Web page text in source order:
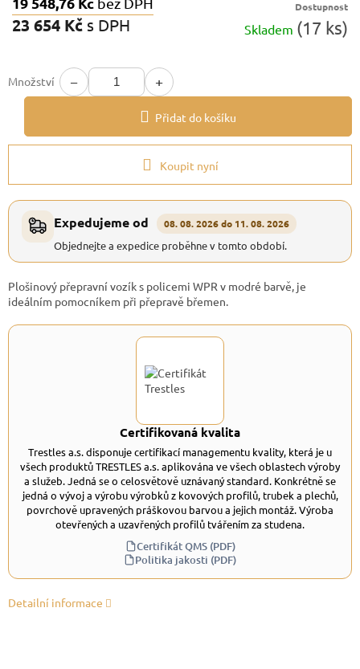
23 654 Kč s DPH
Dostupnost
Skladem (17 ks)
Množství − +
Přidat do košíku
Koupit nyní
Expedujeme od 08. 08. 2026 do 11. 08. 2026
Objednejte a expedice proběhne v tomto období.
Plošinový přepravní vozík s policemi WPR v modré barvě, je
ideálním pomocníkem při přepravě břemen.
Certifikovaná kvalita
Trestles a.s. disponuje certifikací managementu kvality, která je u
všech produktů TRESTLES a.s. aplikována ve všech oblastech výroby
a služeb. Jedná se o celosvětově uznávaný standard. Konkrétně se
jedná o vývoj a výrobu výrobků z kovových profilů, trubek a plechů,
povrchově upravených práškovou barvou a jejich montáž. Výroba
otevřených a uzavřených profilů tvářením za studena.
Certifikát QMS (PDF)
Politika jakosti (PDF)
Detailní informace